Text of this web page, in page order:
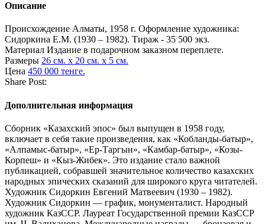
Описание
Происхождение Алматы, 1958 г. Оформление художника:
Сидоркина Е.М. (1930 – 1982). Тираж - 35 500 экз.
Материал Издание в подарочном заказном переплете.
Размеры 26 см. х 20 см. х 5 см.
Цена 450 000 тенге.
Share Post:
Дополнительная информация
Сборник «Казахский эпос» был выпущен в 1958 году,
включает в себя такие произведения, как «Кобланды-батыр»,
«Алпамыс-батыр», «Ер-Таргын», «Камбар-батыр», «Козы-
Корпеш» и «Кыз-Жибек». Это издание стало важной
публикацией, собравшей значительное количество казахских
народных эпических сказаний для широкого круга читателей.
Художник Сидоркин Евгений Матвеевич (1930 – 1982).
Художник Сидоркин — график, монументалист. Народный
художник КазССР. Лауреат Государственной премии КазССР